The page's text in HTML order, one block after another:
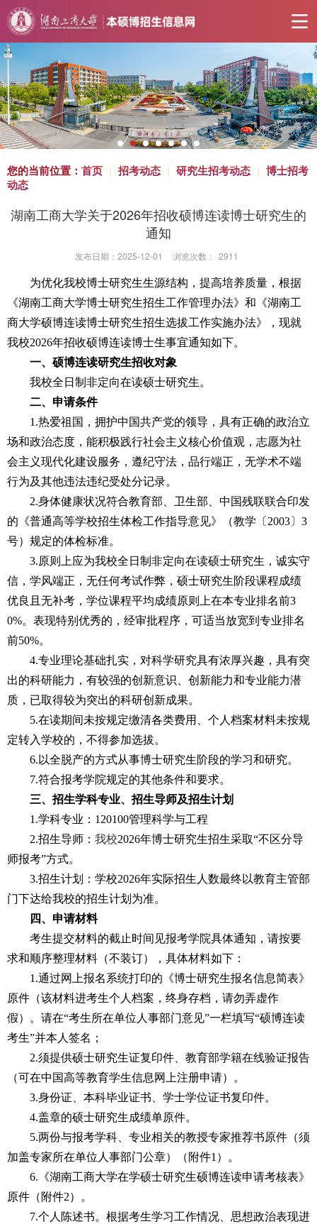
您的当前位置： 首页 | 招考动态 | 研究生招考动态 | 博士招考
动态
湖南工商大学关于2026年招收硕博连读博士研究生的
通知
发布日期：2025-12-01 浏览次数： 2911
为优化我校博士研究生生源结构，提高培养质量，根据
《湖南工商大学博士研究生招生工作管理办法》和《湖南工
商大学硕博连读博士研究生招生选拔工作实施办法》，现就
我校2026年招收硕博连读博士生事宜通知如下。
一、硕博连读研究生招收对象
我校全日制非定向在读硕士研究生。
二、申请条件
1.热爱祖国，拥护中国共产党的领导，具有正确的政治立
场和政治态度，能积极践行社会主义核心价值观，志愿为社
会主义现代化建设服务，遵纪守法，品行端正，无学术不端
行为及其他违法违纪受处分记录。
2.身体健康状况符合教育部、卫生部、中国残联联合印发
的《普通高等学校招生体检工作指导意见》（教学〔 2003〕 3
号）规定的体检标准。
3.原则上应为我校全日制非定向在读硕士研究生，诚实守
信，学风端正，无任何考试作弊，硕士研究生阶段课程成绩
优良且无补考，学位课程平均成绩原则上在本专业排名前3
0%。表现特别优秀的，经审批程序，可适当放宽到专业排名
前50%。
4.专业理论基础扎实，对科学研究具有浓厚兴趣，具有突
出的科研能力，有较强的创新意识、创新能力和专业能力潜
质，已取得较为突出的科研创新成果。
5.在读期间未按规定缴清各类费用、个人档案材料未按规
定转入学校的，不得参加选拔。
6. 以全脱产的方式从事博士研究生阶段的学习和研究。
7.符合报考学院规定的其他条件和要求。
三、招生学科专业、招生导师及招生计划
1.学科专业： 120100管理科学与工程
2.招生导师： 我校2026年博士研究生招生采取“不区分导
师报考”方式。
3.招生计划：学校2026年实际招生人数最终以教育主管部
门下达给我校的招生计划为准。
四、申请材料
考生提交材料的截止时间见报考学院具体通知，请按要
求和顺序整理材料（不装订），具体材料如下：
1.通过网上报名系统打印的《博士研究生报名信息简表》
原件（该材料进考生个人档案，终身存档，请勿弄虚作
假）。请在“考生所在单位人事部门意见”一栏填写“硕博连读
考生”并本人签名；
2.须提供硕士研究生证复印件、教育部学籍在线验证报告
（可在中国高等教育学生信息网上注册申请）。
3.身份证、本科毕业证书、学士学位证书复印件。
4.盖章的硕士研究生成绩单原件。
5.两份与报考学科、专业相关的教授专家推荐书原件（须
加盖专家所在单位人事部门公章）（附件1 ）。
6. 《湖南工商大学在学硕士研究生硕博连读申请考核表》
原件（附件2）。
7.个人陈述书。根据考生学习工作情况、思想政治表现进